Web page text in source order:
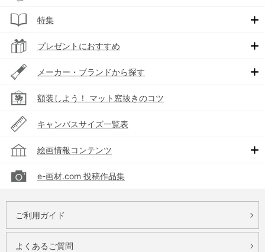
特集
プレゼントにおすすめ
メーカー・ブランドから探す
額装しよう！ マット窓抜きのコツ
キャンバスサイズ一覧表
絵画情報コンテンツ
e-画材.com 投稿作品集
ご利用ガイド
よくあるご質問